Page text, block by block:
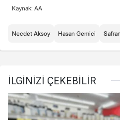
Kaynak: AA
Necdet Aksoy Hasan Gemici